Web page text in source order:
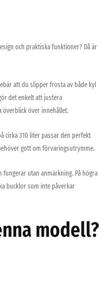
och praktiska funktioner? Då är
att du slipper frosta av både kyl
det enkelt att justera
överblick över innehållet.
cirka 310 liter passar den perfekt
gott om förvaringsutrymme.
utan anmärkning. På högra
bucklor som inte påverkar
modell?